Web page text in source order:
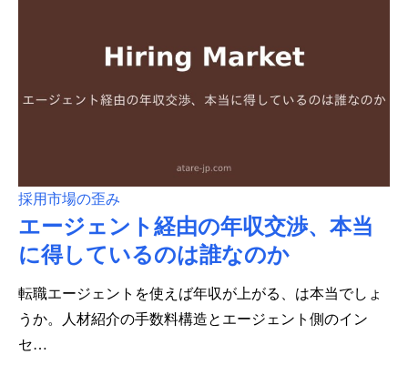
採用市場の歪み
エージェント経由の年収交渉、本当
に得しているのは誰なのか
転職エージェントを使えば年収が上がる、は本当でしょ
うか。人材紹介の手数料構造とエージェント側のイン
セ…